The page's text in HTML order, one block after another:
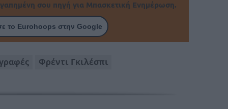
σου πηγή για Μπασκετική Ενημέρωση.
το Eurohoops στην Google
Φρέντι Γκιλέσπι